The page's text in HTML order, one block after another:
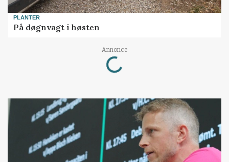
PLANTER
På døgnvagt i høsten
Annonce
Loading...